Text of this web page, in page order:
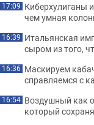
17:09 Киберхулиганы
чем умная
16:39 Итальянская
сыром из того,
16:36 Маскируем
справляемся с
16:54 Воздушный как
который